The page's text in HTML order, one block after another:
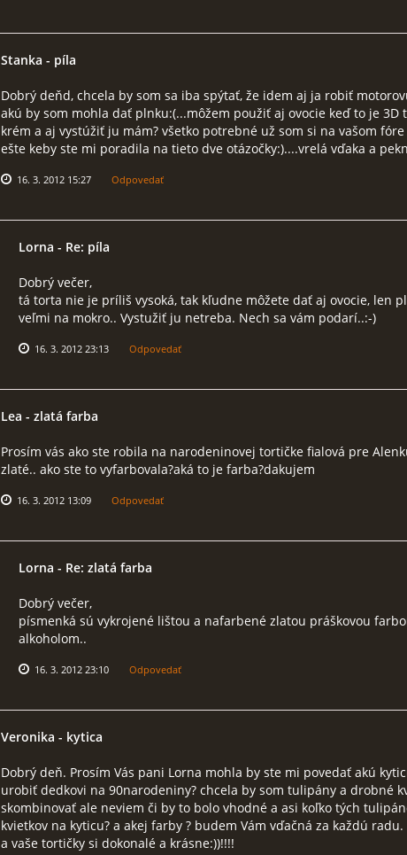
Stanka - píla
Dobrý deňd, chcela by som sa iba spýtať, že idem aj ja robiť
akú by som mohla dať plnku:(...môžem použiť aj ovocie keď to je 3D
krém a aj vystúžiť ju mám? všetko potrebné už som si na vašom
ešte keby ste mi poradila na tieto dve otázočky:)....vrelá vďaka a
16. 3. 2012 15:27 Odpovedať
Lorna - Re: píla
Dobrý večer,
tá torta nie je príliš vysoká, tak kľudne môžete dať aj ovocie, len
veľmi na mokro.. Vystužiť ju netreba. Nech sa vám podarí..:-)
16. 3. 2012 23:13 Odpovedať
Lea - zlatá farba
Prosím vás ako ste robila na narodeninovej tortičke fialová pre
zlaté.. ako ste to vyfarbovala?aká to je farba?dakujem
16. 3. 2012 13:09 Odpovedať
Lorna - Re: zlatá farba
Dobrý večer,
písmenká sú vykrojené lištou a nafarbené zlatou práškovou
alkoholom..
16. 3. 2012 23:10 Odpovedať
Veronika - kytica
Dobrý deň. Prosím Vás pani Lorna mohla by ste mi povedať akú
urobiť dedkovi na 90narodeniny? chcela by som tulipány a drobné
skombinovať ale neviem či by to bolo vhodné a asi koľko tých
kvietkov na kyticu? a akej farby ? budem Vám vďačná za každú
a vaše tortičky si dokonalé a krásne:))!!!!